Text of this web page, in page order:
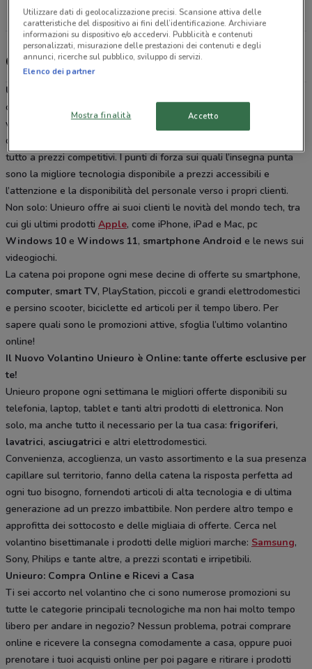
Tutti i negozi Unieuro
Gli sconti del nuovo volantino Unieuro
Unieuro
consumo e di elettrodomestici in tutta Italia. Con oltre 500 punti
vendita offre ai suoi clienti tutte le novità tecnologiche, dai
dispositivi mobili al vastissimo assortimento di articoli per la casa, il
tutto a prezzi competitivi. I punti di forza sui quali l’insegna punta
sono la migliore tecnologia disponibile a prezzi accessibili e
l’attenzione e la disponibilità del personale verso i propri clienti.
Non solo: Unieuro offre ai suoi clienti le novità del mondo tech, tra
cui gli ultimi prodotti Apple, come iPhone, iPad e Mac, pc
Windows 10 e Windows 11, smartphone Android e le news sui
videogiochi.
La catena poi propone ogni mese decine di offerte su smartphone,
computer, smart TV, PlayStation, piccoli e grandi elettrodomestici
e persino scooter, biciclette ed articoli per il tempo libero. Per
sapere quali sono le promozioni attive, sfoglia l’ultimo volantino
online!
Il Nuovo Volantino Unieuro è Online: tante offerte esclusive per
te!
Unieuro propone ogni settimana le migliori offerte disponibili su
telefonia, laptop, tablet e tanti altri prodotti di elettronica. Non
solo, ma anche tutto il necessario per la tua casa:frigoriferi,
lavatrici, asciugatrici e altri elettrodomestici.
Convenienza, accoglienza, un vasto assortimento e la sua presenza
capillare sul territorio, fanno della catena la risposta perfetta ad
ogni tuo bisogno, fornendoti articoli di alta tecnologia e di ultima
generazione ad un prezzo imbattibile. Non perdere altro tempo e
approfitta dei sottocosto e delle migliaia di offerte. Cerca nel
volantino bisettimanale i prodotti delle migliori marche: Samsung,
Sony, Philips e tante altre, a prezzi scontati e irripetibili.
Unieuro: Compra Online e Ricevi a Casa
Ti sei accorto nel volantino che ci sono numerose promozioni su
tutte le categorie principali tecnologiche ma non hai molto tempo
libero per andare in negozio? Nessun problema, potrai comprare
online e ricevere la consegna comodamente a casa, oppure puoi
prenotare i tuoi acquisti online per poi pagare e ritirare i prodotti
Utilizzare dati di geolocalizzazione precisi. Scansione attiva delle
caratteristiche del dispositivo ai fini dell’identificazione. Archiviare
informazioni su dispositivo e/o accedervi. Pubblicità e contenuti
personalizzati, misurazione delle prestazioni dei contenuti e degli
annunci, ricerche sul pubblico, sviluppo di servizi.
Elenco dei partner
Mostra finalità Accetto